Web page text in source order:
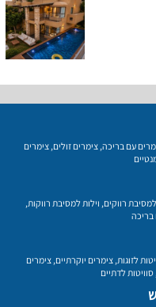
עם בריכה, צימרים זולים, צימרים
למסיבת רווקים, וילות למסיבת רווקות,
בריכה
לזוגות,צימרים יוקרתיים,צימרים
,סוויטות לדתיים